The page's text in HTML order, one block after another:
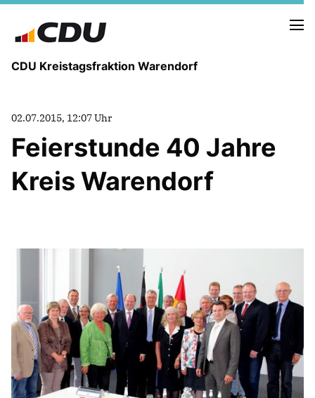
CDU Kreistagsfraktion Warendorf
PRESSE U. NEUIGKEITEN
REDEN UND ANTRÄGE
AUSSCHUSS FÜR KINDER, JUGENDLICHE UND FAMILIEN
AUSSCHUSS FÜR BILDUNG, INTEGRATION, KULTUR UND
SPORT
BAUAUSSCHUSS
FINANZAUSSCHUSS
KREISAUSSCHUSS
02.07.2015, 12:07 Uhr
Feierstunde 40 Jahre
Kreis Warendorf